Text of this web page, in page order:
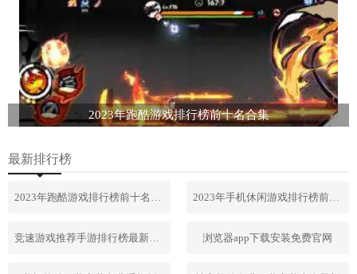
2023年跑酷游戏排行榜前十名合集
最新排行榜
2023年跑酷游戏排行榜前十名合集 2023年手机休闲游戏排行榜前十名
竞速游戏推荐手游排行榜最新2023 浏览器app下载安装免费官网